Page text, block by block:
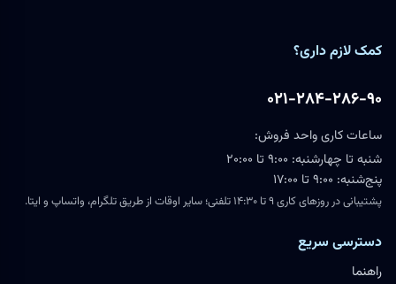
کمک لازم داری؟
۰۲۱-۲۸۴-۲۸۶-۹۰
ساعات کاری واحد فروش:
شنبه تا چهارشنبه: ۹:۰۰ تا ۲۰:۰۰
پنج‌شنبه: ۹:۰۰ تا ۱۷:۰۰
پشتیبانی در روزهای کاری ۹ تا ۱۴:۳۰ تلفنی؛ سایر اوقات از طریق تلگرام، واتساپ و ایتا.
دسترسی سریع
راهنما